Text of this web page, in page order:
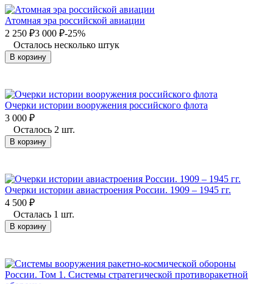
Атомная эра российской авиации
2 250 ₽3 000 ₽-25%
Осталось несколько штук
В корзину
Очерки истории вооружения российского флота
3 000 ₽
Осталось 2 шт.
В корзину
Очерки истории авиастроения России. 1909 – 1945 гг.
4 500 ₽
Осталась 1 шт.
В корзину